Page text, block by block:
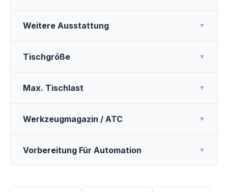
Weitere Ausstattung ▼
Tischgröße ▼
Max. Tischlast ▼
Werkzeugmagazin / ATC ▼
Vorbereitung Für Automation ▼